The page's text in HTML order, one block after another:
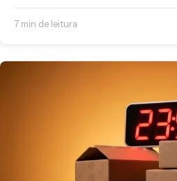
7 min de leitura